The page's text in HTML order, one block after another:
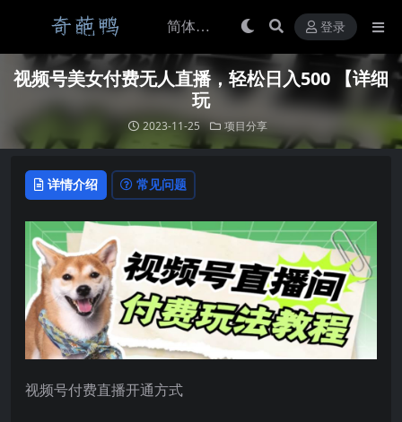
登录
视频号美女付费无人直播，轻松日入500 【详细
玩
2023-11-25 项目分享
详情介绍 常见问题
视频号付费直播开通方式